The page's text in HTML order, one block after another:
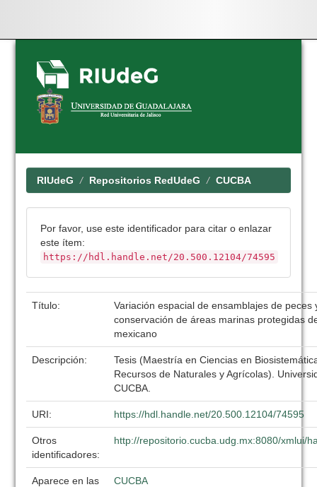
Skip
navigation
RIUdeG Repositorios RedUdeG CUCBA
Por favor, use este identificador para citar o enlazar
este ítem:
https://hdl.handle.net/20.500.12104/74595
Título:
Variación espacial de ensamblajes de peces
conservación de áreas marinas protegidas
mexicano
Descripción:
Tesis (Maestría en Ciencias en
Recursos de Naturales y Agrícolas).
CUCBA.
URI: https://hdl.handle.net/20.500.12104/74595
Otros
identificadores:
http://repositorio.cucba.udg.mx:8080/xmlui/
Aparece en las
CUCBA